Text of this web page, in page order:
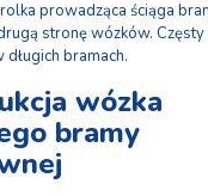
prowadząca ściąga
stronę wózków.
długich bramach.
wózka
bramy